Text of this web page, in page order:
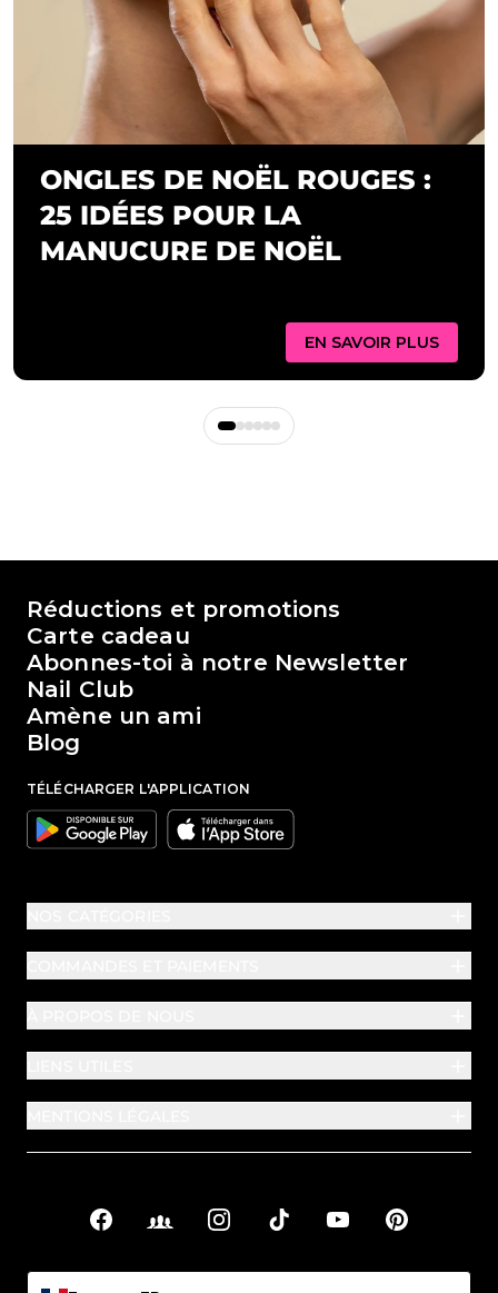
ONGLES DE NOËL ROUGES :
25 IDÉES POUR LA
MANUCURE DE NOËL
EN SAVOIR PLUS
Le monde de Passione Beauty
Réductions et promotions
Carte cadeau
Abonnes-toi à notre Newsletter
Nail Club
Amène un ami
Blog
TÉLÉCHARGER L'APPLICATION
Google Apple
Liens sociaux
FacebookFacebook Groups
InstagramTikTok YouTubePinterest